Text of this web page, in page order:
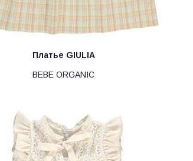
Платье GIULIA
BEBE ORGANIC